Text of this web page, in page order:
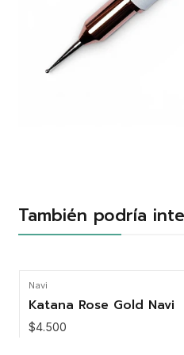
También podría
Navi
Katana Rose Gold Navi
$4.500